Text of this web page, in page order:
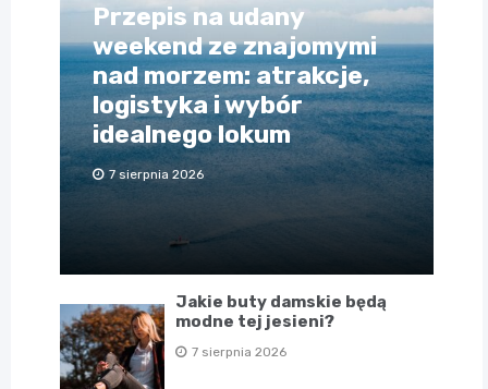
Przepis na udany
weekend ze znajomymi
nad morzem: atrakcje,
logistyka i wybór
idealnego lokum
7 sierpnia 2026
Jakie buty damskie będą
modne tej jesieni?
7 sierpnia 2026